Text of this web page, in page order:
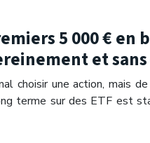
5 000 € en
et
choisir une action, mais
terme sur des ETF est